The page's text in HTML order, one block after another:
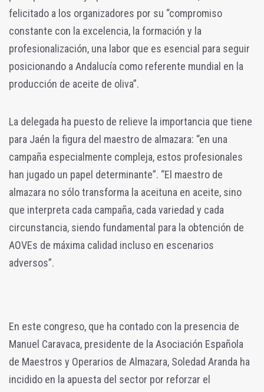
felicitado a los organizadores por su “compromiso
constante con la excelencia, la formación y la
profesionalización, una labor que es esencial para seguir
posicionando a Andalucía como referente mundial en la
producción de aceite de oliva”.
La delegada ha puesto de relieve la importancia que tiene
para Jaén la figura del maestro de almazara: “en una
campaña especialmente compleja, estos profesionales
han jugado un papel determinante”. “El maestro de
almazara no sólo transforma la aceituna en aceite, sino
que interpreta cada campaña, cada variedad y cada
circunstancia, siendo fundamental para la obtención de
AOVEs de máxima calidad incluso en escenarios
adversos”.
En este congreso, que ha contado con la presencia de
Manuel Caravaca, presidente de la Asociación Española
de Maestros y Operarios de Almazara, Soledad Aranda ha
incidido en la apuesta del sector por reforzar el